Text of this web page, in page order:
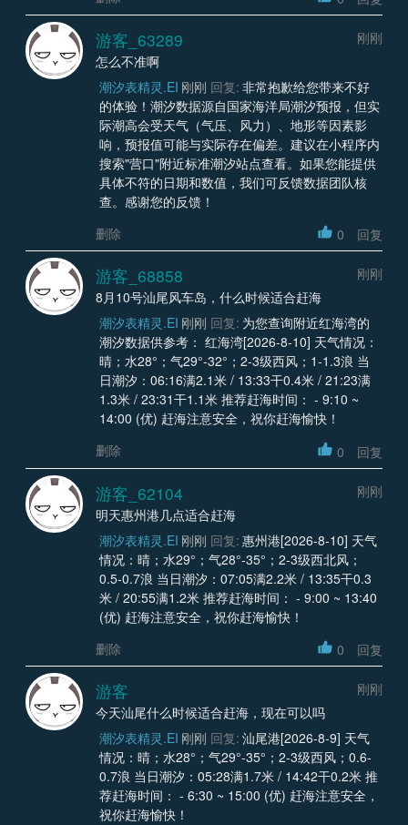
游客_63289
刚刚
怎么不准啊
潮汐表精灵.EI 刚刚 回复: 非常抱歉给您带来不好
的体验！潮汐数据源自国家海洋局潮汐预报，但实
际潮高会受天气（气压、风力）、地形等因素影
响，预报值可能与实际存在偏差。建议在小程序内
搜索"营口"附近标准潮汐站点查看。如果您能提供
具体不符的日期和数值，我们可反馈数据团队核
查。感谢您的反馈！
删除
0 回复
游客_68858
刚刚
8月10号汕尾风车岛，什么时候适合赶海
潮汐表精灵.EI 刚刚 回复: 为您查询附近红海湾的
潮汐数据供参考： 红海湾[2026-8-10] 天气情况：
晴；水28°；气29°-32°；2-3级西风；1-1.3浪 当
日潮汐：06:16满2.1米 / 13:33干0.4米 / 21:23满
1.3米 / 23:31干1.1米 推荐赶海时间： - 9:10 ~
14:00 (优) 赶海注意安全，祝你赶海愉快！
删除
0 回复
游客_62104
刚刚
明天惠州港几点适合赶海
潮汐表精灵.EI 刚刚 回复: 惠州港[2026-8-10] 天气
情况：晴；水29°；气28°-35°；2-3级西北风；
0.5-0.7浪 当日潮汐：07:05满2.2米 / 13:35干0.3
米 / 20:55满1.2米 推荐赶海时间： - 9:00 ~ 13:40
(优) 赶海注意安全，祝你赶海愉快！
删除
0 回复
游客
刚刚
今天汕尾什么时候适合赶海，现在可以吗
潮汐表精灵.EI 刚刚 回复: 汕尾港[2026-8-9] 天气
情况：晴；水28°；气29°-35°；2-3级西风；0.6-
0.7浪 当日潮汐：05:28满1.7米 / 14:42干0.2米 推
荐赶海时间： - 6:30 ~ 15:00 (优) 赶海注意安全，
祝你赶海愉快！